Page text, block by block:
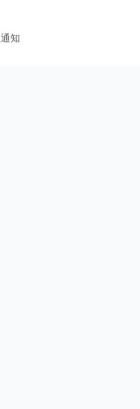
知